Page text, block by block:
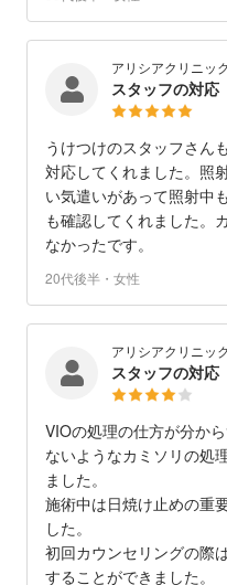
アリシアクリニッ
スタッフの対応
うけつけのスタッフさん
対応してくれました。照
い気遣いがあって照射中
も確認してくれました。
なかったです。
20代後半・女性
アリシアクリニッ
スタッフの対応
VIOの処理の仕方が分か
ないようなカミソリの処
ました。
施術中は日焼け止めの重
した。
初回カウンセリングの際
することができました。